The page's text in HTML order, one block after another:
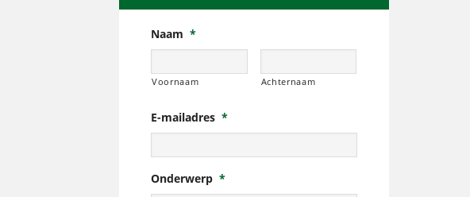
Naam *
Voornaam Achternaam
E-mailadres *
Onderwerp *